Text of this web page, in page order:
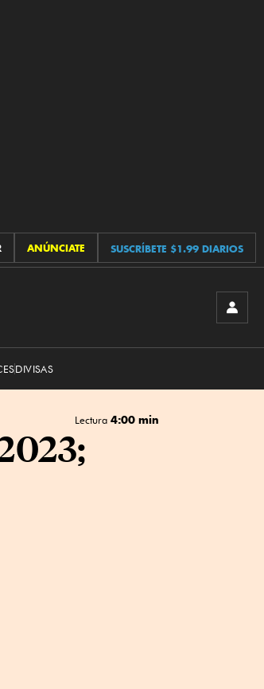
ANÚNCIATE SUSCRÍBETE $1.99 DIARIOS
DIVISAS
Lectura 4:00 min